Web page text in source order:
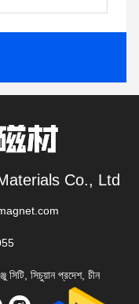
Co., Ltd
সিটি, সিচুয়ান প্রদেশ, চীন